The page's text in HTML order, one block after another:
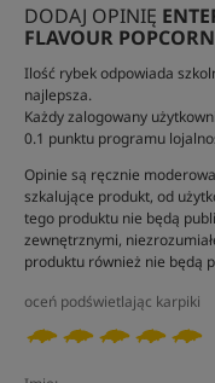
DODAJ OPINIĘ
FLAVOUR
Ilość rybek odpowiada
najlepsza.
Każdy zalogowany
0.1 punktu programu
Opinie są ręcznie
szkalujące produkt, od
tego produktu nie będą
zewnętrznymi,
produktu również nie będą
oceń podświetlając karpiki